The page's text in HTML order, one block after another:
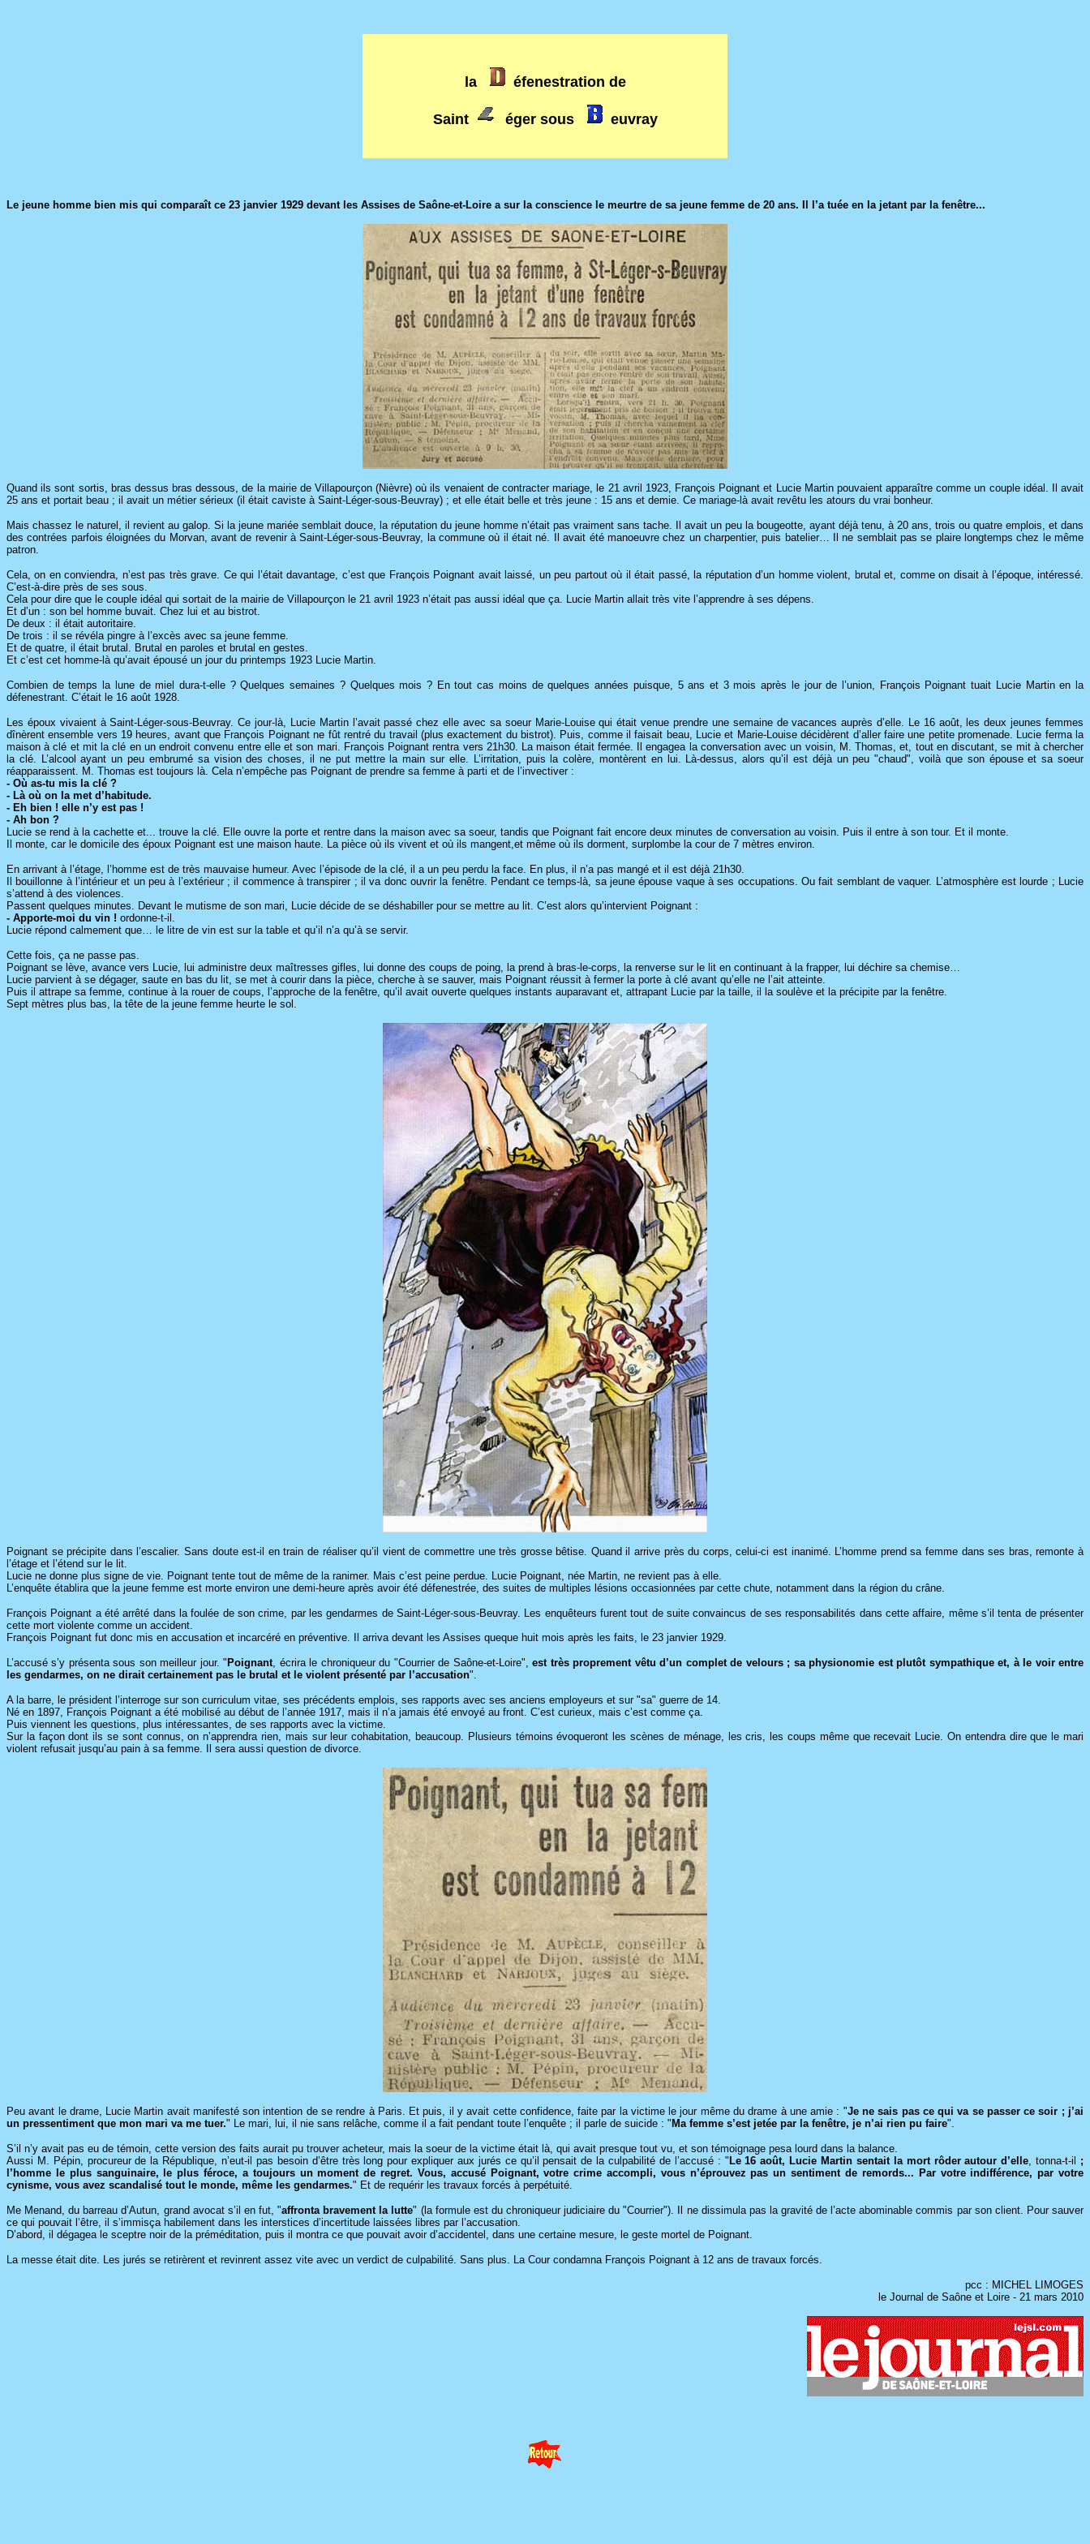
la éfenestration de
Saint éger sous euvray
Le jeune homme bien mis qui comparaît ce 23 janvier 1929 devant les Assises de Saône-et-Loire a sur la conscience le meurtre de sa jeune femme de 20 ans. Il l’a tuée en la jetant par la fenêtre...
Quand ils sont sortis, bras dessus bras dessous, de la mairie de Villapourçon (Nièvre) où ils venaient de contracter mariage, le 21 avril 1923, François Poignant et Lucie Martin pouvaient apparaître comme un couple idéal. Il avait
25 ans et portait beau ; il avait un métier sérieux (il était caviste à Saint-Léger-sous-Beuvray) ; et elle était belle et très jeune : 15 ans et demie. Ce mariage-là avait revêtu les atours du vrai bonheur.
Mais chassez le naturel, il revient au galop. Si la jeune mariée semblait douce, la réputation du jeune homme n’était pas vraiment sans tache. Il avait un peu la bougeotte, ayant déjà tenu, à 20 ans, trois ou quatre emplois, et dans
des contrées parfois éloignées du Morvan, avant de revenir à Saint-Léger-sous-Beuvray, la commune où il était né. Il avait été manoeuvre chez un charpentier, puis batelier… Il ne semblait pas se plaire longtemps chez le même
patron.
Cela, on en conviendra, n’est pas très grave. Ce qui l’était davantage, c’est que François Poignant avait laissé, un peu partout où il était passé, la réputation d’un homme violent, brutal et, comme on disait à l’époque, intéressé.
C’est-à-dire près de ses sous.
Cela pour dire que le couple idéal qui sortait de la mairie de Villapourçon le 21 avril 1923 n’était pas aussi idéal que ça. Lucie Martin allait très vite l’apprendre à ses dépens.
Et d’un : son bel homme buvait. Chez lui et au bistrot.
De deux : il était autoritaire.
De trois : il se révéla pingre à l’excès avec sa jeune femme.
Et de quatre, il était brutal. Brutal en paroles et brutal en gestes.
Et c’est cet homme-là qu’avait épousé un jour du printemps 1923 Lucie Martin.
Combien de temps la lune de miel dura-t-elle ? Quelques semaines ? Quelques mois ? En tout cas moins de quelques années puisque, 5 ans et 3 mois après le jour de l’union, François Poignant tuait Lucie Martin en la
défenestrant. C’était le 16 août 1928.
Les époux vivaient à Saint-Léger-sous-Beuvray. Ce jour-là, Lucie Martin l’avait passé chez elle avec sa soeur Marie-Louise qui était venue prendre une semaine de vacances auprès d’elle. Le 16 août, les deux jeunes femmes
dînèrent ensemble vers 19 heures, avant que François Poignant ne fût rentré du travail (plus exactement du bistrot). Puis, comme il faisait beau, Lucie et Marie-Louise décidèrent d’aller faire une petite promenade. Lucie ferma la
maison à clé et mit la clé en un endroit convenu entre elle et son mari. François Poignant rentra vers 21h30. La maison était fermée. Il engagea la conversation avec un voisin, M. Thomas, et, tout en discutant, se mit à chercher
la clé. L’alcool ayant un peu embrumé sa vision des choses, il ne put mettre la main sur elle. L’irritation, puis la colère, montèrent en lui. Là-dessus, alors qu’il est déjà un peu "chaud", voilà que son épouse et sa soeur
réapparaissent. M. Thomas est toujours là. Cela n’empêche pas Poignant de prendre sa femme à parti et de l’invectiver :
- Où as-tu mis la clé ?
- Là où on la met d’habitude.
- Eh bien ! elle n’y est pas !
- Ah bon ?
Lucie se rend à la cachette et... trouve la clé. Elle ouvre la porte et rentre dans la maison avec sa soeur, tandis que Poignant fait encore deux minutes de conversation au voisin. Puis il entre à son tour. Et il monte.
Il monte, car le domicile des époux Poignant est une maison haute. La pièce où ils vivent et où ils mangent,et même où ils dorment, surplombe la cour de 7 mètres environ.
En arrivant à l’étage, l’homme est de très mauvaise humeur. Avec l’épisode de la clé, il a un peu perdu la face. En plus, il n’a pas mangé et il est déjà 21h30.
Il bouillonne à l’intérieur et un peu à l’extérieur ; il commence à transpirer ; il va donc ouvrir la fenêtre. Pendant ce temps-là, sa jeune épouse vaque à ses occupations. Ou fait semblant de vaquer. L’atmosphère est lourde ; Lucie
s’attend à des violences.
Passent quelques minutes. Devant le mutisme de son mari, Lucie décide de se déshabiller pour se mettre au lit. C’est alors qu’intervient Poignant :
- Apporte-moi du vin ! ordonne-t-il.
Lucie répond calmement que… le litre de vin est sur la table et qu’il n’a qu’à se servir.
Cette fois, ça ne passe pas.
Poignant se lève, avance vers Lucie, lui administre deux maîtresses gifles, lui donne des coups de poing, la prend à bras-le-corps, la renverse sur le lit en continuant à la frapper, lui déchire sa chemise…
Lucie parvient à se dégager, saute en bas du lit, se met à courir dans la pièce, cherche à se sauver, mais Poignant réussit à fermer la porte à clé avant qu’elle ne l’ait atteinte.
Puis il attrape sa femme, continue à la rouer de coups, l’approche de la fenêtre, qu’il avait ouverte quelques instants auparavant et, attrapant Lucie par la taille, il la soulève et la précipite par la fenêtre.
Sept mètres plus bas, la tête de la jeune femme heurte le sol.
Poignant se précipite dans l’escalier. Sans doute est-il en train de réaliser qu’il vient de commettre une très grosse bêtise. Quand il arrive près du corps, celui-ci est inanimé. L’homme prend sa femme dans ses bras, remonte à
l’étage et l’étend sur le lit.
Lucie ne donne plus signe de vie. Poignant tente tout de même de la ranimer. Mais c’est peine perdue. Lucie Poignant, née Martin, ne revient pas à elle.
L’enquête établira que la jeune femme est morte environ une demi-heure après avoir été défenestrée, des suites de multiples lésions occasionnées par cette chute, notamment dans la région du crâne.
François Poignant a été arrêté dans la foulée de son crime, par les gendarmes de Saint-Léger-sous-Beuvray. Les enquêteurs furent tout de suite convaincus de ses responsabilités dans cette affaire, même s’il tenta de présenter
cette mort violente comme un accident.
François Poignant fut donc mis en accusation et incarcéré en préventive. Il arriva devant les Assises queque huit mois après les faits, le 23 janvier 1929.
L’accusé s’y présenta sous son meilleur jour. " Poignant, écrira le chroniqueur du "Courrier de Saône-et-Loire",est très proprement vêtu d’un complet de velours ; sa physionomie est plutôt sympathique et, à le voir entre
les gendarmes, on ne dirait certainement pas le brutal et le violent présenté par l’accusation".
A la barre, le président l’interroge sur son curriculum vitae, ses précédents emplois, ses rapports avec ses anciens employeurs et sur "sa" guerre de 14.
Né en 1897, François Poignant a été mobilisé au début de l’année 1917, mais il n’a jamais été envoyé au front. C’est curieux, mais c’est comme ça.
Puis viennent les questions, plus intéressantes, de ses rapports avec la victime.
Sur la façon dont ils se sont connus, on n’apprendra rien, mais sur leur cohabitation, beaucoup. Plusieurs témoins évoqueront les scènes de ménage, les cris, les coups même que recevait Lucie. On entendra dire que le mari
violent refusait jusqu’au pain à sa femme. Il sera aussi question de divorce.
Peu avant le drame, Lucie Martin avait manifesté son intention de se rendre à Paris. Et puis, il y avait cette confidence, faite par la victime le jour même du drame à une amie : "Je ne sais pas ce qui va se passer ce soir ; j’ai
un pressentiment que mon mari va me tuer." Le mari, lui, il nie sans relâche, comme il a fait pendant toute l’enquête ; il parle de suicide : " Ma femme s’est jetée par la fenêtre, je n’ai rien pu faire".
S’il n’y avait pas eu de témoin, cette version des faits aurait pu trouver acheteur, mais la soeur de la victime était là, qui avait presque tout vu, et son témoignage pesa lourd dans la balance.
Aussi M. Pépin, procureur de la République, n’eut-il pas besoin d’être très long pour expliquer aux jurés ce qu’il pensait de la culpabilité de l’accusé : " Le 16 août, Lucie Martin sentait la mort rôder autour d’elle, tonna-t-il
;
l’homme le plus sanguinaire, le plus féroce, a toujours un moment de regret. Vous, accusé Poignant, votre crime accompli, vous n’éprouvez pas un sentiment de remords... Par votre indifférence, par votre
cynisme, vous avez scandalisé tout le monde, même les gendarmes." Et de requérir les travaux forcés à perpétuité.
Me Menand, du barreau d’Autun, grand avocat s’il en fut, "affronta bravement la lutte" (la formule est du chroniqueur judiciaire du "Courrier"). Il ne dissimula pas la gravité de l’acte abominable commis par son client. Pour sauver
ce qui pouvait l’être, il s’immisça habilement dans les interstices d’incertitude laissées libres par l’accusation.
D’abord, il dégagea le sceptre noir de la préméditation, puis il montra ce que pouvait avoir d’accidentel, dans une certaine mesure, le geste mortel de Poignant.
La messe était dite. Les jurés se retirèrent et revinrent assez vite avec un verdict de culpabilité. Sans plus. La Cour condamna François Poignant à 12 ans de travaux forcés.
pcc : MICHEL LIMOGES
le Journal de Saône et Loire - 21 mars 2010